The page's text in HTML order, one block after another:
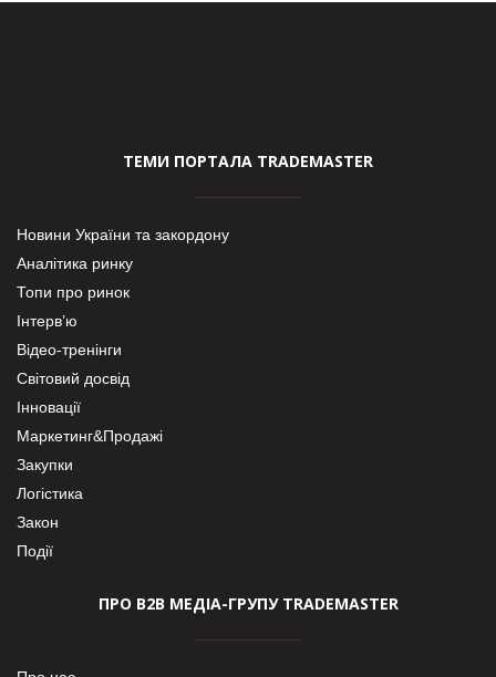
ТЕМИ ПОРТАЛА TRADEMASTER
Новини України та закордону
Аналітика ринку
Топи про ринок
Інтерв’ю
Відео-тренінги
Світовий досвід
Інновації
Маркетинг&Продажі
Закупки
Логістика
Закон
Події
ПРО В2В МЕДІА-ГРУПУ TRADEMASTER